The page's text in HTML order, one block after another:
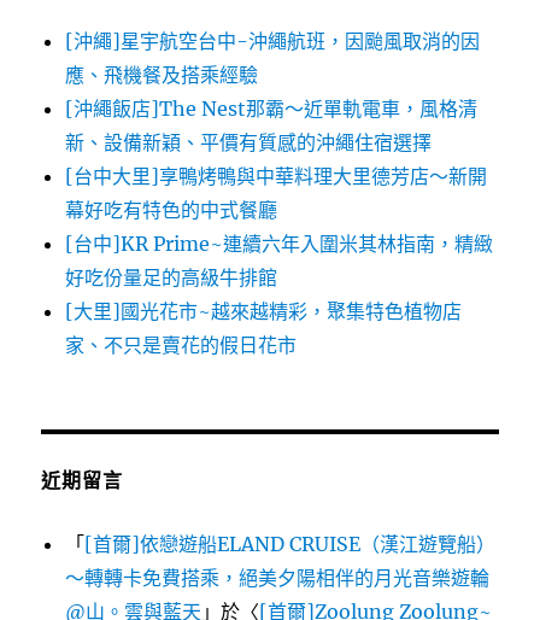
[沖繩]星宇航空台中-沖繩航班，因颱風取消的因
應、飛機餐及搭乘經驗
[沖繩飯店]The Nest那霸～近單軌電車，風格清
新、設備新穎、平價有質感的沖繩住宿選擇
[台中大里]享鴨烤鴨與中華料理大里德芳店～新開
幕好吃有特色的中式餐廳
[台中]KR Prime~連續六年入圍米其林指南，精緻
好吃份量足的高級牛排館
[大里]國光花市~越來越精彩，聚集特色植物店
家、不只是賣花的假日花市
近期留言
「[首爾]依戀遊船ELAND CRUISE（漢江遊覽船）
～轉轉卡免費搭乘，絕美夕陽相伴的月光音樂遊輪
@山。雲與藍天 」於〈[首爾]Zoolung Zoolung~